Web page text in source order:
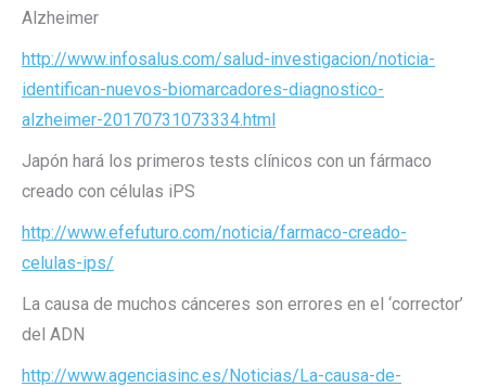
Alzheimer
http://www.infosalus.com/salud-investigacion/noticia-
identifican-nuevos-biomarcadores-diagnostico-
alzheimer-20170731073334.html
Japón hará los primeros tests clínicos con un fármaco
creado con células iPS
http://www.efefuturo.com/noticia/farmaco-creado-
celulas-ips/
La causa de muchos cánceres son errores en el ‘corrector’
del ADN
http://www.agenciasinc.es/Noticias/La-causa-de-